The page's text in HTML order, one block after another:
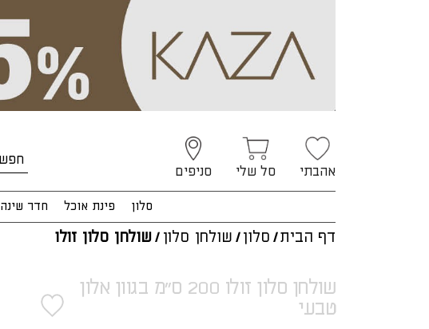
אהבתי סל שלי סניפים
סלון פינת אוכל חדר שינה
דף הבית/ סלון / שולחן סלון / שולחן סלון זולו
שולחן סלון זולו 200 ס"מ בגוון אלון
טבעי